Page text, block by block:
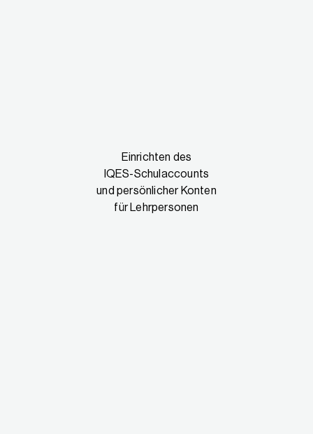
Einrichten des
IQES-Schulaccounts
und persönlicher Konten
für Lehrpersonen